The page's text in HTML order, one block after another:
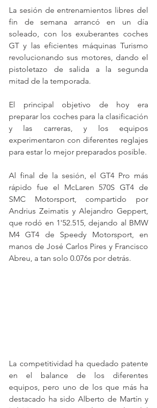
La sesión de entrenamientos libres del
fin de semana arrancó en un día
soleado, con los exuberantes coches
GT y las eficientes máquinas Turismo
revolucionando sus motores, dando el
pistoletazo de salida a la segunda
mitad de la temporada.
El principal objetivo de hoy era
preparar los coches para la clasificación
y las carreras, y los equipos
experimentaron con diferentes reglajes
para estar lo mejor preparados posible.
Al final de la sesión, el GT4 Pro más
rápido fue el McLaren 570S GT4 de
SMC Motorsport, compartido por
Andrius Zeimatis y Alejandro Geppert,
que rodó en 1'52.515, dejando al BMW
M4 GT4 de Speedy Motorsport, en
manos de José Carlos Pires y Francisco
Abreu, a tan solo 0.076s por detrás.
La competitividad ha quedado patente
en el balance de los diferentes
equipos, pero uno de los que más ha
destacado ha sido Alberto de Martín y